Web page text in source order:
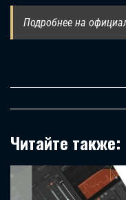
Подробнее на
Читайте также: